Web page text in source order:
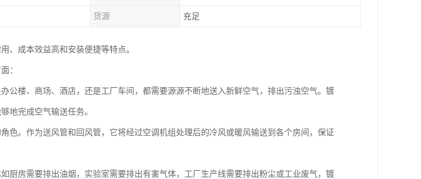
货源 充足
、成本效益高和安装便捷等特点。
：
公楼、商场、酒店，还是工厂车间，都需要源源不断地送入新鲜空气，排出污浊空气。镀
地完成空气输送任务。
色。作为送风管和回风管，它将经过空调机组处理后的冷风或暖风输送到各个房间，保证
厨房需要排出油烟，实验室需要排出有害气体，工厂生产线需要排出粉尘或工业废气，镀